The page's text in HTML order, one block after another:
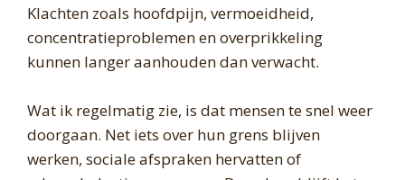
Klachten zoals hoofdpijn, vermoeidheid,
concentratieproblemen en overprikkeling
kunnen langer aanhouden dan verwacht.
Wat ik regelmatig zie, is dat mensen te snel weer
doorgaan. Net iets over hun grens blijven
werken, sociale afspraken hervatten of